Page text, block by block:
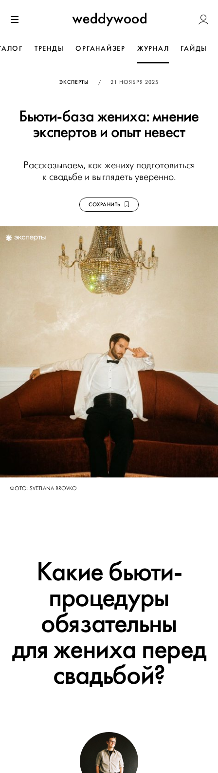
к содержанию
Weddywood
ТРЕНДЫ ОРГАНАЙЗЕР ЖУРНАЛ ГАЙДЫ
ЭКСПЕРТЫ / ОПУБЛИКОВАНО
21 НОЯБРЯ 2025
Бьюти-база жениха: мнение
экспертов и опыт невест
Рассказываем, как жениху подготовиться
к свадьбе и выглядеть уверенно.
СОХРАНИТЬ
ФОТО: SVETLANA BROVKO
Какие бьюти-
процедуры
обязательны
для жениха перед
свадьбой?